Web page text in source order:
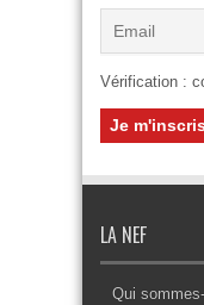
Vérification :
LA NEF
Qui